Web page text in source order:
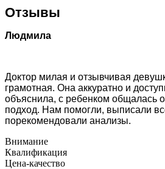
Отзывы
Людмила
Доктор милая и отзывчивая
грамотная. Она аккуратно и
объяснила, с ребенком общалась
подход. Нам помогли, выписали
порекомендовали анализы.
Внимание
Квалификация
Цена-качество